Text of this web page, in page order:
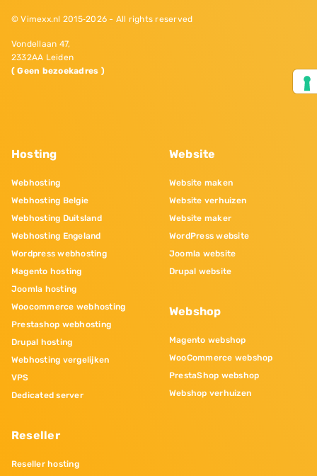
© Vimexx.nl 2015‐2026 - All rights reserved
Vondellaan 47,
2332AA Leiden
( Geen bezoekadres )
Hosting
Webhosting
Webhosting Belgie
Webhosting Duitsland
Webhosting Engeland
Wordpress webhosting
Magento hosting
Joomla hosting
Woocommerce webhosting
Prestashop webhosting
Drupal hosting
Webhosting vergelijken
VPS
Dedicated server
Reseller
Reseller hosting
Website
Website maken
Website verhuizen
Website maker
WordPress website
Joomla website
Drupal website
Webshop
Magento webshop
WooCommerce webshop
PrestaShop webshop
Webshop verhuizen